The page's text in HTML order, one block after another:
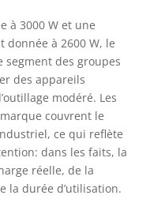
dans le
Pour
manipulation
✅ ROBUSTE
:
générateur
à
de
un cadre
à 3000 W et une
donnée à 2600 W, le
segment des groupes
des appareils
modéré. Les
couvrent le
ce qui reflète
dans les faits, la
réelle, de la
la durée d’utilisation.